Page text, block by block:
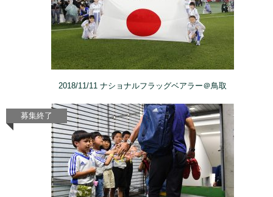
2018/11/11 ナショナルフラッグベアラー＠鳥取